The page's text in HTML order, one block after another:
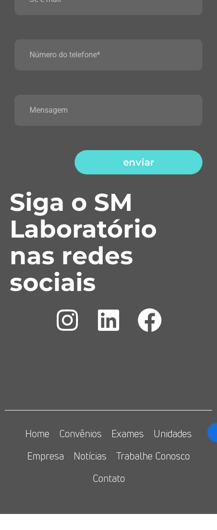
enviar
Siga o SM
Laboratório
nas redes
sociais
Home Convênios Exames
Unidades
Empresa
Notícias
Trabalhe Conosco
Contato